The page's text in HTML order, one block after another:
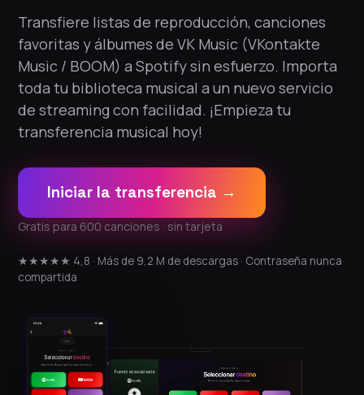
Transfiere listas de reproducción, canciones
favoritas y álbumes de VK Music (VKontakte
Music / BOOM) a Spotify sin esfuerzo. Importa
toda tu biblioteca musical a un nuevo servicio
de streaming con facilidad. ¡Empieza tu
transferencia musical hoy!
Iniciar la transferencia →
Gratis para 600 canciones · sin tarjeta
★★★★★ 4,8 · Más de 9,2 M de descargas · Contraseña nunca
compartida